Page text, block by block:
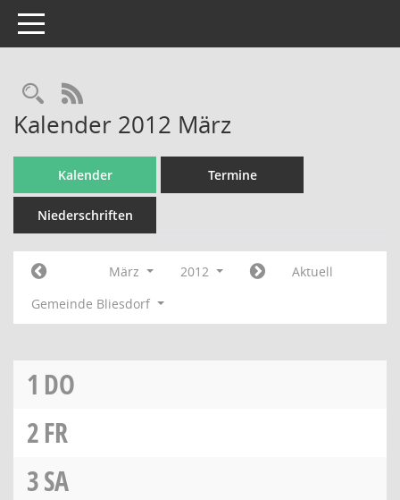
Toggle navigation
Rechercheauswahl
RSS-Feed
Kalender 2012 März
Kalender Termine
Niederschriften
März 2012
Aktuell
Gemeinde Bliesdorf
1 DO
2FR
3SA